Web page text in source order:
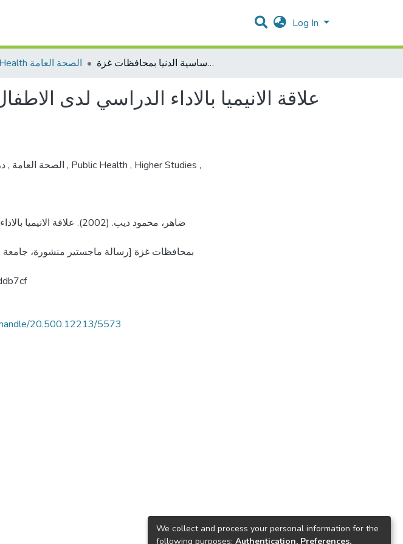
Log In
Public Health الصحة العامة علاقة الانيميا بالاداء الدراسي لدى الاطفال تلاميذ المدارس الاساسية الدنيا بمحافظات غزة
علاقة الانيميا بالاداء الدراسي لدى
الصحة العامة , , Public Health , Higher Studies ,
ضاهر، محمود ديب. (2002). علاقة
بمحافظات غزة [رسالة ماجستير منشورة،
20.500.12213/5573
We collect and process your personal information for the
following purposes: Authentication, Preferences,